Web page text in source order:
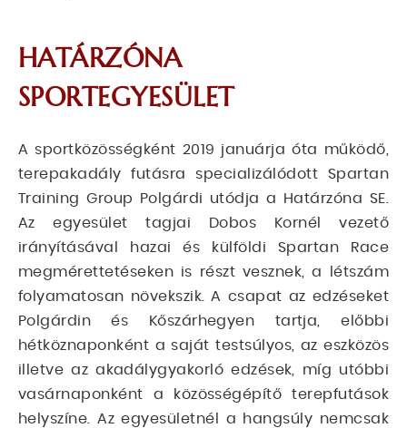
HATÁRZÓNA
SPORTEGYESÜLET
A sportközösségként 2019 januárja óta működő,
terepakadály futásra specializálódott Spartan
Training Group Polgárdi utódja a Határzóna SE.
Az egyesület tagjai Dobos Kornél vezető
irányításával hazai és külföldi Spartan Race
megmérettetéseken is részt vesznek, a létszám
folyamatosan növekszik. A csapat az edzéseket
Polgárdin és Kőszárhegyen tartja, előbbi
hétköznaponként a saját testsúlyos, az eszközös
illetve az akadálygyakorló edzések, míg utóbbi
vasárnaponként a közösségépítő terepfutások
helyszíne. Az egyesületnél a hangsúly nemcsak